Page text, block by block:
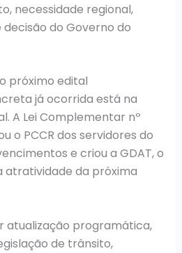
necessidade regional,
do Governo do
próximo edital
já ocorrida está na
A Lei Complementar nº
o PCCR dos servidores do
e criou a GDAT, o
atratividade da próxima
atualização programática,
de trânsito,